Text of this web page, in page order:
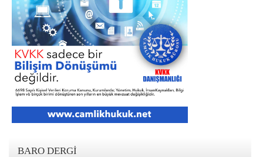
BARO DERGI